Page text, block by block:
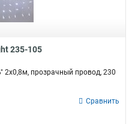
235-105
2x0,8м, прозрачный провод, 230
Сравнить